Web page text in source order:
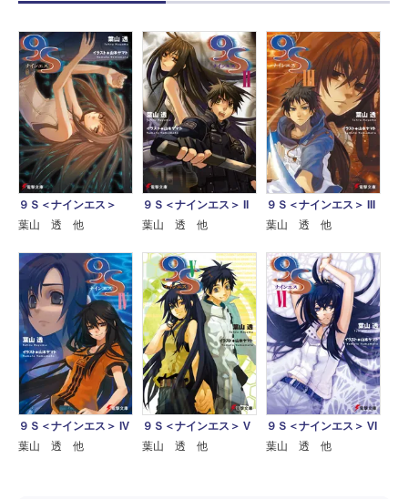
９Ｓ＜ナインエス＞
葉山 透 他
９Ｓ＜ナインエス＞ II
葉山 透 他
９Ｓ＜ナインエス＞ III
葉山 透 他
９Ｓ＜ナインエス＞ IV
葉山 透 他
９Ｓ＜ナインエス＞ V
葉山 透 他
９Ｓ＜ナインエス＞ VI
葉山 透 他